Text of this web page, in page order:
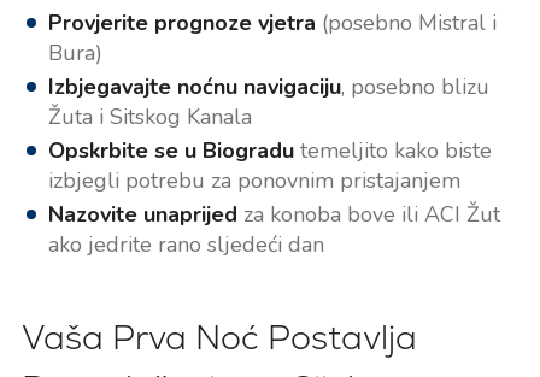
Provjerite prognoze vjetra (posebno Mistral i
Bura)
Izbjegavajte noćnu navigaciju, posebno blizu
Žuta i Sitskog Kanala
Opskrbite se u Biogradutemeljito kako biste
izbjegli potrebu za ponovnim pristajanjem
Nazovite unaprijed za konoba bove ili ACI Žut
ako jedrite rano sljedeći dan
Vaša Prva Noć Postavlja